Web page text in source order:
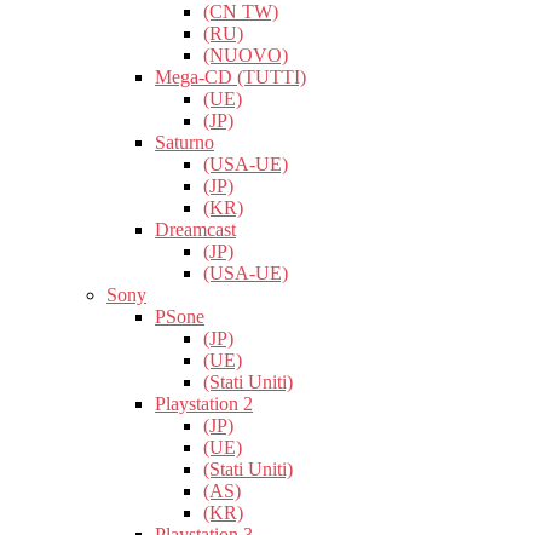
(CN TW)
(RU)
(NUOVO)
Mega-CD (TUTTI)
(UE)
(JP)
Saturno
(USA-UE)
(JP)
(KR)
Dreamcast
(JP)
(USA-UE)
Sony
PSone
(JP)
(UE)
(Stati Uniti)
Playstation 2
(JP)
(UE)
(Stati Uniti)
(AS)
(KR)